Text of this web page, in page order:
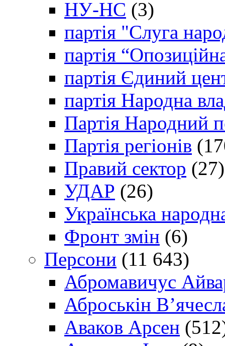
НУ-НС (3)
партія "Слуга
партія
партія Єдиний
партія Народна
Партія Народний
Партія регіонів
Правий сектор (27)
УДАР (26)
Українська
Фронт змін (6)
Персони (11 643)
Абромавичус
Аброськін
Аваков Арсен